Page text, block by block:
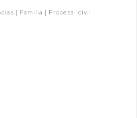
| Familia | Procesal civil